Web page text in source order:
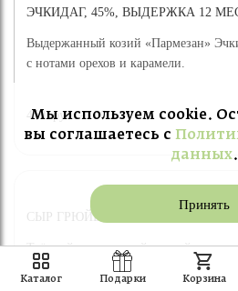
ЭЧКИДАГ, 45%, ВЫДЕРЖКА 12
Выдержанный козий «Пармезан»
с нотами орехов и карамели.
459 руб.- 100г
СЫР ГРЮЙЕР ПАТРИС НОРМАН
Твёрдый сыр по швейцарской
сыр России 2021».
Мы используем cookie.
вы соглашаетесь с
данных.
Принять
Каталог Подарки Корзина